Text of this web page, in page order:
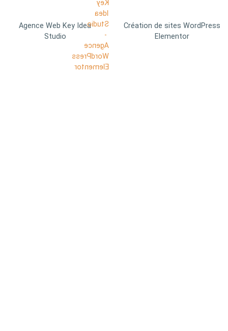
Agence Web Key Idea
Studio
Création de sites WordPress
Elementor